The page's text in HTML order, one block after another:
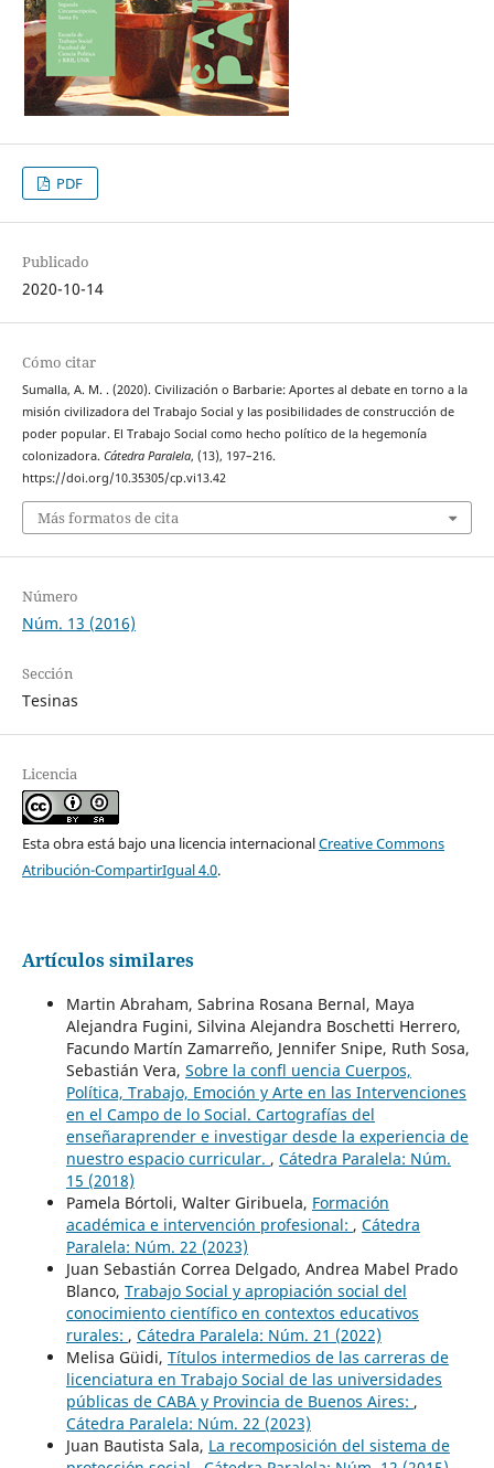
PDF
Publicado
2020-10-14
Cómo citar
Sumalla, A. M. . (2020). Civilización o Barbarie: Aportes al debate en torno a la
misión civilizadora del Trabajo Social y las posibilidades de construcción de
poder popular. El Trabajo Social como hecho político de la hegemonía
colonizadora. Cátedra Paralela, (13), 197–216.
https://doi.org/10.35305/cp.vi13.42
Más formatos de cita
Número
Núm. 13 (2016)
Sección
Tesinas
Licencia
Esta obra está bajo una licencia internacionalCreative Commons
Atribución-CompartirIgual 4.0.
Artículos similares
Martin Abraham, Sabrina Rosana Bernal, Maya
Alejandra Fugini, Silvina Alejandra Boschetti Herrero,
Facundo Martín Zamarreño, Jennifer Snipe, Ruth Sosa,
Sebastián Vera, Sobre la confl uencia Cuerpos,
Política, Trabajo, Emoción y Arte en las Intervenciones
en el Campo de lo Social. Cartografías del
enseñaraprender e investigar desde la experiencia de
nuestro espacio curricular. , Cátedra Paralela: Núm.
15 (2018)
Pamela Bórtoli, Walter Giribuela, Formación
académica e intervención profesional: , Cátedra
Paralela: Núm. 22 (2023)
Juan Sebastián Correa Delgado, Andrea Mabel Prado
Blanco, Trabajo Social y apropiación social del
conocimiento científico en contextos educativos
rurales: , Cátedra Paralela: Núm. 21 (2022)
Melisa Güidi, Títulos intermedios de las carreras de
licenciatura en Trabajo Social de las universidades
públicas de CABA y Provincia de Buenos Aires: ,
Cátedra Paralela: Núm. 22 (2023)
Juan Bautista Sala, La recomposición del sistema de